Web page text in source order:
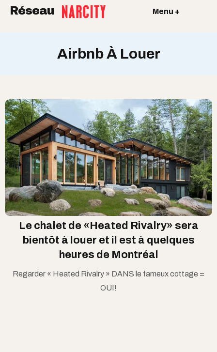
Réseau Menu +
Airbnb À Louer
Le chalet de «Heated Rivalry» sera
bientôt à louer et il est à quelques
heures de Montréal
Regarder « Heated Rivalry » DANS le fameux cottage =
OUI!